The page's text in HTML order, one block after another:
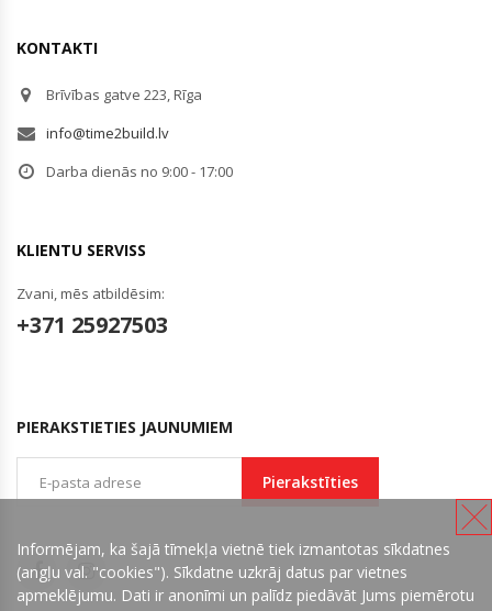
KONTAKTI
Brīvības gatve 223, Rīga
info@time2build.lv
Darba dienās no 9:00 - 17:00
KLIENTU SERVISS
Zvani, mēs atbildēsim:
+371 25927503
PIERAKSTIETIES JAUNUMIEM
Pierakstīties
Informējam, ka šajā tīmekļa vietnē tiek izmantotas sīkdatnes
(angļu val. "cookies"). Sīkdatne uzkrāj datus par vietnes
apmeklējumu. Dati ir anonīmi un palīdz piedāvāt Jums piemērotu